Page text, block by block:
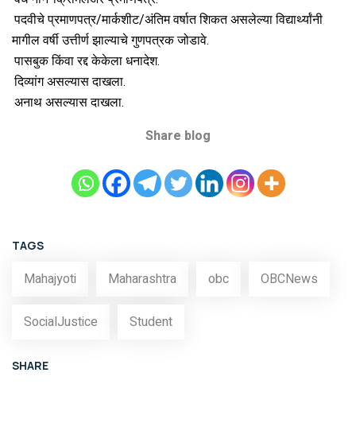
पदवीचे प्रमाणपत्र/मार्कशीट/अंतिम वर्षात शिकत असलेल्या विद्यार्थ्यांनी
मागील वर्षी उत्तीर्ण झाल्याचे गुणपत्रक जोडावे.
पासबुक किंवा रद्द केकेला धनादेश.
दिव्यांग असल्यास दाखला.
अनाथ असल्यास दाखला.
Share blog
TAGS
Mahajyoti Maharashtra obc OBCNews
SocialJustice Student
SHARE